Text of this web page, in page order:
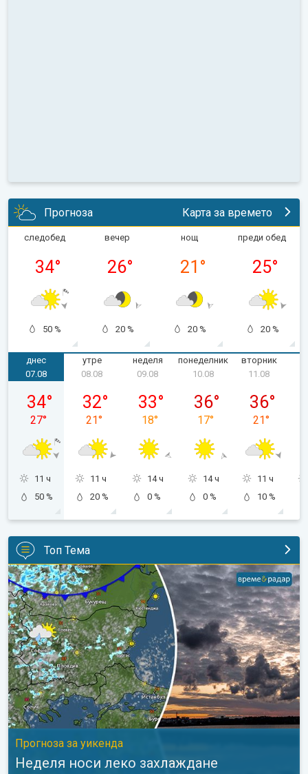
Прогноза Карта за времето
следобед
34°
50 %
вечер
26°
20 %
нощ
21 °
20 %
преди обед
25°
20 %
днес
петък, 07.08
07.08
34°
27°
11 ч
50 %
утре
08.08
32°
21°
11 ч
20 %
неделя
09.08
33°
18°
14 ч
0 %
понеделник
10.08
36°
17°
14 ч
0 %
вторник
11.08
36°
21°
11 ч
10 %
Топ Тема
Неделя носи леко захлаждане. Прогноза за уикенда. . .
Прогноза за уикенда
Неделя носи леко захлаждане